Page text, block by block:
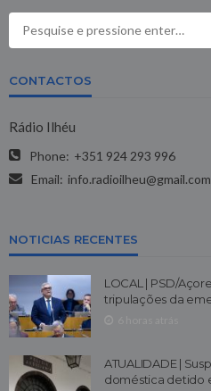
CONTACTOS
Rádio Ilhéu
Phone: +351 924 293 996
Email: info.radioilheu@gmail.com
NOTICIAS RECENTES
LOCAL | PSD/
tripulações da
ATUALIDADE |
doméstica detido